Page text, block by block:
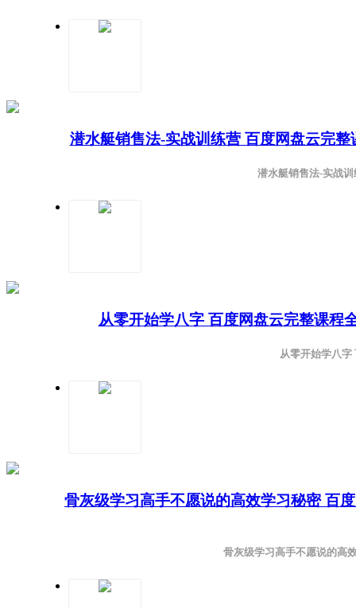
潜水艇销售法-实战训练营 百度网盘云完
潜水艇销售法-实战
从零开始学八字 百度网盘云完整课程
从零开始学八字
骨灰级学习高手不愿说的高效学习秘密 百
骨灰级学习高手不愿说的高